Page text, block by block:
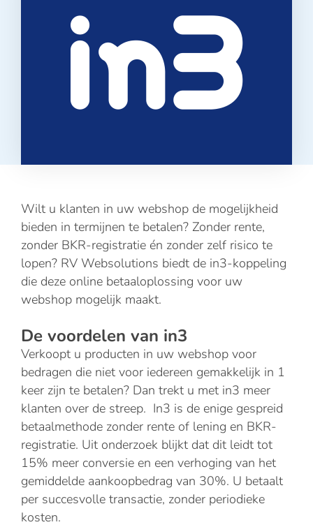
Wilt u klanten in uw webshop de mogelijkheid
bieden in termijnen te betalen? Zonder rente,
zonder BKR-registratie én zonder zelf risico te
lopen? RV Websolutions biedt de in3-koppeling
die deze online betaaloplossing voor uw
webshop mogelijk maakt.
De voordelen van in3
Verkoopt u producten in uw webshop voor
bedragen die niet voor iedereen gemakkelijk in 1
keer zijn te betalen? Dan trekt u met in3 meer
klanten over de streep. In3 is de enige gespreid
betaalmethode zonder rente of lening en BKR-
registratie. Uit onderzoek blijkt dat dit leidt tot
15% meer conversie en een verhoging van het
gemiddelde aankoopbedrag van 30%. U betaalt
per succesvolle transactie, zonder periodieke
kosten.